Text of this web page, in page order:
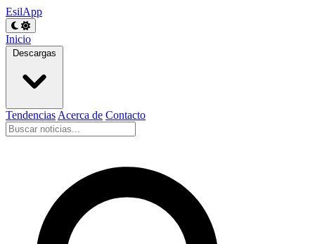
EsilApp
Inicio
Descargas
Tendencias Acerca de Contacto